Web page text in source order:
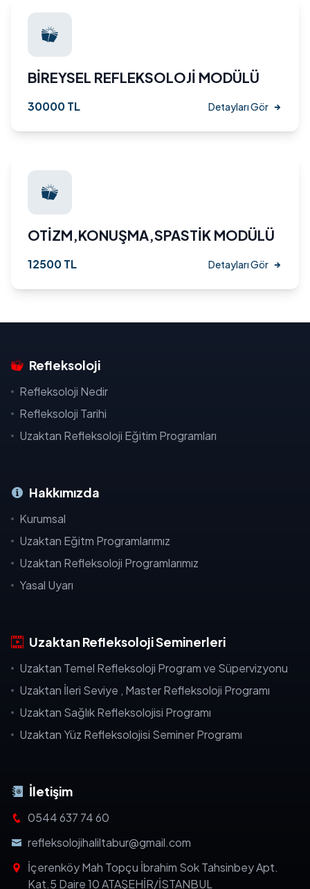
BİREYSEL REFLEKSOLOJİ MODÜLÜ
30000 TL Detayları Gör
OTİZM,KONUŞMA,SPASTİK MODÜLÜ
12500 TL Detayları Gör
Refleksoloji
Refleksoloji Nedir
Refleksoloji Tarihi
Uzaktan Refleksoloji Eğitim Programları
Hakkımızda
Kurumsal
Uzaktan Eğitm Programlarımız
Uzaktan Refleksoloji Programlarımız
Yasal Uyarı
Uzaktan Refleksoloji Seminerleri
Uzaktan Temel Refleksoloji Program ve Süpervizyonu
Uzaktan İleri Seviye , Master Refleksoloji Programı
Uzaktan Sağlık Refleksolojisi Programı
Uzaktan Yüz Refleksolojisi Seminer Programı
İletişim
0544 637 74 60
refleksolojihaliltabur@gmail.com
İçerenköy Mah Topçu İbrahim Sok Tahsinbey Apt.
Kat.5 Daire 10 ATAŞEHİR/İSTANBUL